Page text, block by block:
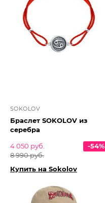
SOKOLOV
Браслет SOKOLOV из
серебра
4 050 руб.
8 990 руб.
-54%
Купить на Sokolov